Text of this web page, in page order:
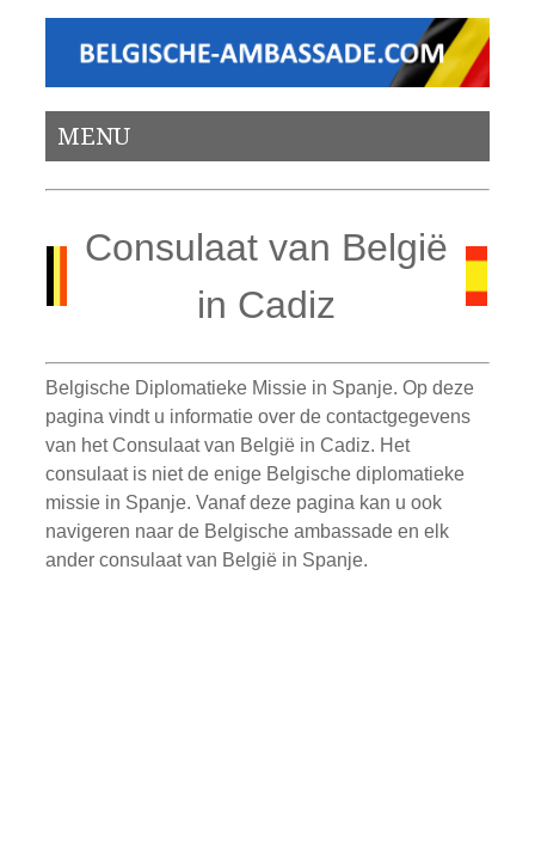
MENU
Consulaat van België
in Cadiz
Belgische Diplomatieke Missie in Spanje. Op deze
pagina vindt u informatie over de contactgegevens
van het Consulaat van België in Cadiz. Het
consulaat is niet de enige Belgische diplomatieke
missie in Spanje. Vanaf deze pagina kan u ook
navigeren naar de Belgische ambassade en elk
ander consulaat van België in Spanje.